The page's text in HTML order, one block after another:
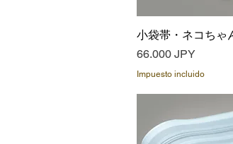
Vista
小袋帯・ネコちゃ
Precio
66.000 JPY
Impuesto incluido